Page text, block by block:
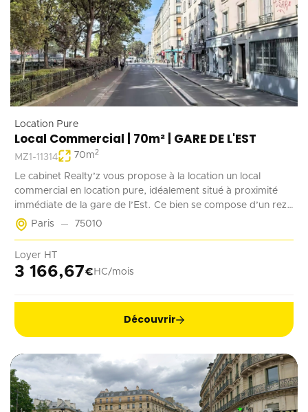
Location Pure
Local Commercial | 70m² | GARE DE L'EST
MZ1-11314 70m2
Le cabinet Realty’z vous propose à la location un local
commercial en location pure, idéalement situé à proximité
immédiate de la gare de l’Est. Ce bien se compose d’un rez-
de-chaussée de 70 m² accessible à la fois depuis la rue et les
parties communes de l’immeuble. Deux emplacements de
rénové, ce local est adapté à tout type d’activité ne générant
pas de nuisances.
Paris 75010
Loyer HT
3 166,67€ HC/mois
Découvrir